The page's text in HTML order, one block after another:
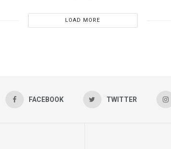
LOAD MORE
FACEBOOK TWITTER